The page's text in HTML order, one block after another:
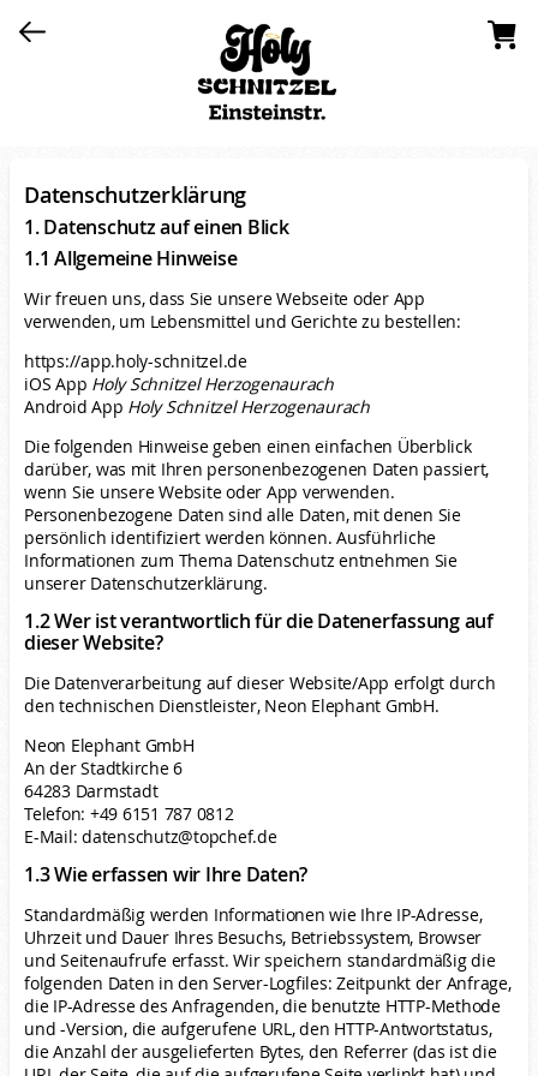
Datenschutzerklärung
1. Datenschutz auf einen Blick
1.1 Allgemeine Hinweise
Wir freuen uns, dass Sie unsere Webseite oder App
verwenden, um Lebensmittel und Gerichte zu bestellen:
https://app.holy-schnitzel.de
iOS App Holy Schnitzel Herzogenaurach
Android App Holy Schnitzel Herzogenaurach
Die folgenden Hinweise geben einen einfachen Überblick
darüber, was mit Ihren personenbezogenen Daten passiert,
wenn Sie unsere Website oder App verwenden.
Personenbezogene Daten sind alle Daten, mit denen Sie
persönlich identifiziert werden können. Ausführliche
Informationen zum Thema Datenschutz entnehmen Sie
unserer Datenschutzerklärung.
1.2 Wer ist verantwortlich für die Datenerfassung auf
dieser Website?
Die Datenverarbeitung auf dieser Website/App erfolgt durch
den technischen Dienstleister, Neon Elephant GmbH.
Neon Elephant GmbH
An der Stadtkirche 6
64283 Darmstadt
Telefon: +49 6151 787 0812
E-Mail: datenschutz@topchef.de
1.3 Wie erfassen wir Ihre Daten?
Standardmäßig werden Informationen wie Ihre IP-Adresse,
Uhrzeit und Dauer Ihres Besuchs, Betriebssystem, Browser
und Seitenaufrufe erfasst. Wir speichern standardmäßig die
folgenden Daten in den Server-Logfiles: Zeitpunkt der Anfrage,
die IP-Adresse des Anfragenden, die benutzte HTTP-Methode
und -Version, die aufgerufene URL, den HTTP-Antwortstatus,
die Anzahl der ausgelieferten Bytes, den Referrer (das ist die